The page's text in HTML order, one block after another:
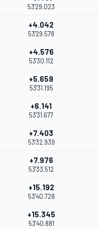
53'29.023
+4.042
53'29.578
+4.576
53'30.112
+5.659
53'31.195
+6.141
53'31.677
+7.403
53'32.939
+7.976
53'33.512
+15.192
53'40.728
+15.345
53'40.881